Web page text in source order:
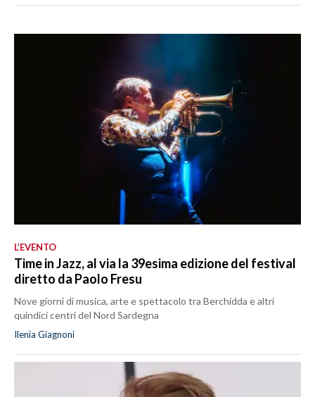
L’EVENTO
Time in Jazz, al via la 39esima edizione del festival
diretto da Paolo Fresu
Nove giorni di musica, arte e spettacolo tra Berchidda e altri
quindici centri del Nord Sardegna
Ilenia Giagnoni